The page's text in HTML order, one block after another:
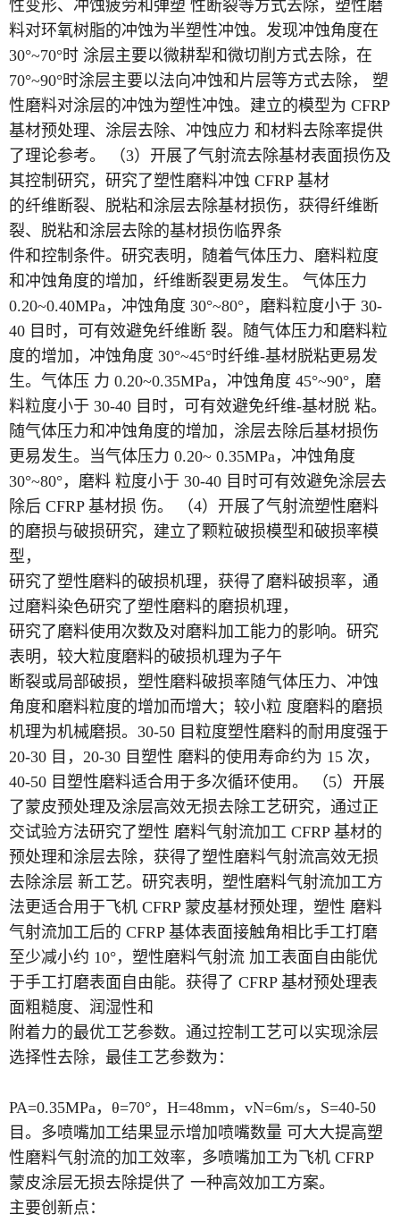
性变形、冲蚀疲劳和弹塑 性断裂等方式去除，塑性磨
料对环氧树脂的冲蚀为半塑性冲蚀。发现冲蚀角度在
30°~70°时 涂层主要以微耕犁和微切削方式去除，在
70°~90°时涂层主要以法向冲蚀和片层等方式去除， 塑
性磨料对涂层的冲蚀为塑性冲蚀。建立的模型为 CFRP
基材预处理、涂层去除、冲蚀应力 和材料去除率提供
了理论参考。 （3）开展了气射流去除基材表面损伤及
其控制研究，研究了塑性磨料冲蚀 CFRP 基材
的纤维断裂、脱粘和涂层去除基材损伤，获得纤维断
裂、脱粘和涂层去除的基材损伤临界条
件和控制条件。研究表明，随着气体压力、磨料粒度
和冲蚀角度的增加，纤维断裂更易发生。 气体压力
0.20~0.40MPa，冲蚀角度 30°~80°，磨料粒度小于 30-
40 目时，可有效避免纤维断 裂。随气体压力和磨料粒
度的增加，冲蚀角度 30°~45°时纤维-基材脱粘更易发
生。气体压 力 0.20~0.35MPa，冲蚀角度 45°~90°，磨
料粒度小于 30-40 目时，可有效避免纤维-基材脱 粘。
随气体压力和冲蚀角度的增加，涂层去除后基材损伤
更易发生。当气体压力 0.20~ 0.35MPa，冲蚀角度
30°~80°，磨料 粒度小于 30-40 目时可有效避免涂层去
除后 CFRP 基材损 伤。 （4）开展了气射流塑性磨料
的磨损与破损研究，建立了颗粒破损模型和破损率模
型，
研究了塑性磨料的破损机理，获得了磨料破损率，通
过磨料染色研究了塑性磨料的磨损机理，
研究了磨料使用次数及对磨料加工能力的影响。研究
表明，较大粒度磨料的破损机理为子午
断裂或局部破损，塑性磨料破损率随气体压力、冲蚀
角度和磨料粒度的增加而增大；较小粒 度磨料的磨损
机理为机械磨损。30-50 目粒度塑性磨料的耐用度强于
20-30 目，20-30 目塑性 磨料的使用寿命约为 15 次，
40-50 目塑性磨料适合用于多次循环使用。 （5）开展
了蒙皮预处理及涂层高效无损去除工艺研究，通过正
交试验方法研究了塑性 磨料气射流加工 CFRP 基材的
预处理和涂层去除，获得了塑性磨料气射流高效无损
去除涂层 新工艺。研究表明，塑性磨料气射流加工方
法更适合用于飞机 CFRP 蒙皮基材预处理，塑性 磨料
气射流加工后的 CFRP 基体表面接触角相比手工打磨
至少减小约 10°，塑性磨料气射流 加工表面自由能优
于手工打磨表面自由能。获得了 CFRP 基材预处理表
面粗糙度、润湿性和
附着力的最优工艺参数。通过控制工艺可以实现涂层
选择性去除，最佳工艺参数为：
PA=0.35MPa，θ=70°，H=48mm，vN=6m/s，S=40-50
目。多喷嘴加工结果显示增加喷嘴数量 可大大提高塑
性磨料气射流的加工效率，多喷嘴加工为飞机 CFRP
蒙皮涂层无损去除提供了 一种高效加工方案。
主要创新点：